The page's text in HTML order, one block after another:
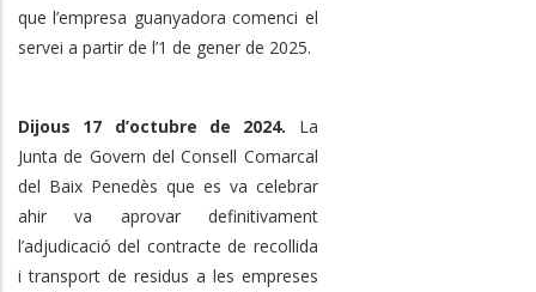
que l’empresa guanyadora comenci el
servei a partir de l’1 de gener de 2025.
Dijous 17 d’octubre de 2024. La
Junta de Govern del Consell Comarcal
del Baix Penedès que es va celebrar
ahir va aprovar definitivament
l’adjudicació del contracte de recollida
i transport de residus a les empreses